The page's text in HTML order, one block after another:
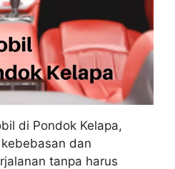
di Pondok Kelapa,
dan
tanpa harus